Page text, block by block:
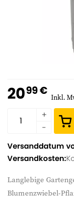
Langlebige
Blumenzwiebel-
2099 € Inkl.
Versanddatum
Versandkosten: